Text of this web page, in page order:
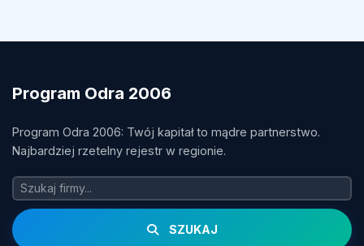
Program Odra 2006
Program Odra 2006: Twój kapitał to mądre partnerstwo.
Najbardziej rzetelny rejestr w regionie.
SZUKAJ